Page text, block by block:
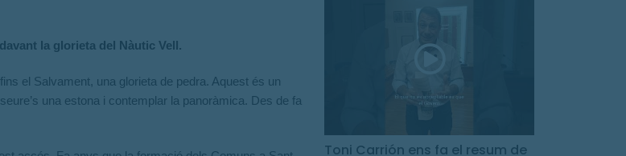
la glorieta del Nàutic Vell.
el Salvament, una glorieta de pedra. Aquest és un
una estona i contemplar la panoràmica. Des de fa
Toni Carrión ens fa el resum de